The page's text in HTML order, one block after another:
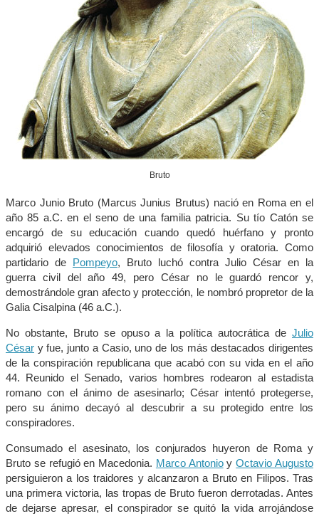
Bruto
Marco Junio Bruto (Marcus Junius Brutus) nació en Roma en el
año 85 a.C. en el seno de una familia patricia. Su tío Catón se
encargó de su educación cuando quedó huérfano y pronto
adquirió elevados conocimientos de filosofía y oratoria. Como
partidario de Pompeyo, Bruto luchó contra Julio César en la
guerra civil del año 49, pero César no le guardó rencor y,
demostrándole gran afecto y protección, le nombró propretor de la
Galia Cisalpina (46 a.C.).
No obstante, Bruto se opuso a la política autocrática de Julio
César y fue, junto a Casio, uno de los más destacados dirigentes
de la conspiración republicana que acabó con su vida en el año
44. Reunido el Senado, varios hombres rodearon al estadista
romano con el ánimo de asesinarlo; César intentó protegerse,
pero su ánimo decayó al descubrir a su protegido entre los
conspiradores.
Consumado el asesinato, los conjurados huyeron de Roma y
Bruto se refugió en Macedonia. Marco AntonioyOctavio Augusto
persiguieron a los traidores y alcanzaron a Bruto en Filipos. Tras
una primera victoria, las tropas de Bruto fueron derrotadas. Antes
de dejarse apresar, el conspirador se quitó la vida arrojándose